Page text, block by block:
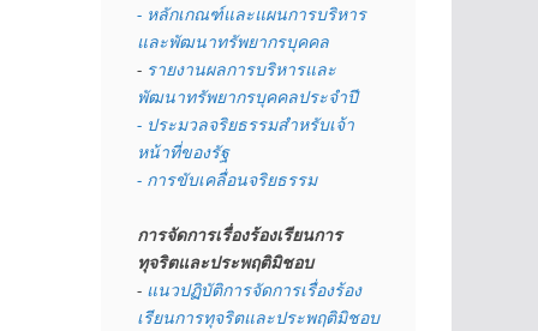
- หลักเกณฑ์และแผนการบริหาร
และพัฒนาทรัพยากรบุคคล
- รายงานผลการบริหารและ
พัฒนาทรัพยากรบุคคลประจำปี
- ประมวลจริยธรรมสำหรับเจ้า
หน้าที่ของรัฐ
- การขับเคลื่อนจริยธรรม
การจัดการเรื่องร้องเรียนการ
ทุจริตและประพฤติมิชอบ
- แนวปฏิบัติการจัดการเรื่องร้อง
เรียนการทุจริตและประพฤติมิชอบ